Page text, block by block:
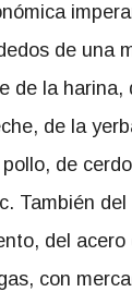
de una
de la harina,
de la
de
También del
del acero
con